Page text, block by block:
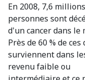
En 2008, 7,6
personnes sont
d'un cancer dans le
Près de 60 % de ces
surviennent dans
revenu faible ou